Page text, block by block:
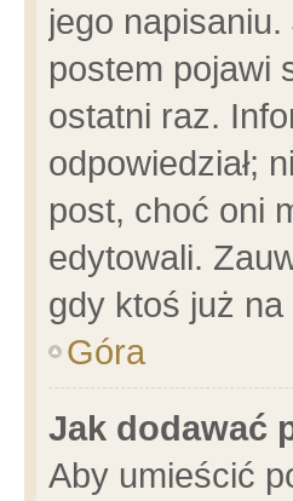
jego
postem pojawi
ostatni raz.
odpowiedział;
post, choć oni
edytowali.
gdy ktoś już na
Góra
Jak dodawać
Aby umieścić